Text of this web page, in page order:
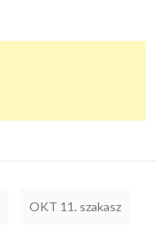
OKT 11. szakasz